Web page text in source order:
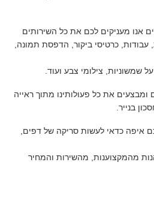
אנו מעניקים לכם את כל השירותים
עבודות, כרטיסי ביקור, הדפסת תמונה,
צילומי צבע ועוד.
ומבצעים את כל פעולותינו מתוך ראייה
בנייר.
כדאי לעשות סריקה של דפים,
מהמקצוענות, מהשירות והמחיר